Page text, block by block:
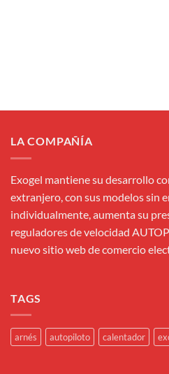
LA COMPAÑÍA
Exogel mantiene su desarrollo
extranjero, con sus modelos sin
individualmente, aumenta su
reguladores de velocidad
nuevo sitio web de comercio
TAGS
arnés autopiloto calentador